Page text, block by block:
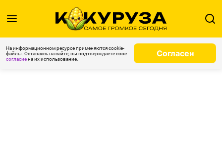
На информационном ресурсе применяются cookie-
файлы. Оставаясь на сайте, вы подтверждаете свое
согласиена их использование.
Согласен